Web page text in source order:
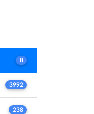
8
3992
238